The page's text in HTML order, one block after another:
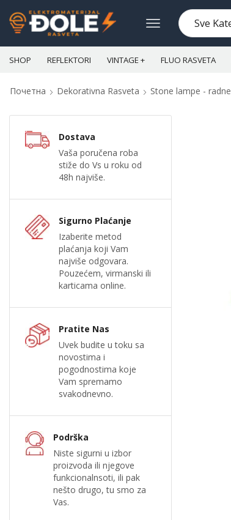
SHOP REFLEKTORI VINTAGE + FLUO RASVETA
Почетна Dekorativna Rasveta Stone lampe - radne
Dostava
Vaša poručena roba
stiže do Vs u roku od
48h najviše.
Sigurno Plaćanje
Izaberite metod
plaćanja koji Vam
najviše odgovara.
Pouzećem, virmanski ili
karticama online.
Pratite Nas
Uvek budite u toku sa
novostima i
pogodnostima koje
Vam spremamo
svakodnevno.
Podrška
Niste sigurni u izbor
proizvoda ili njegove
funkcionalnsoti, ili pak
nešto drugo, tu smo za
Vas.